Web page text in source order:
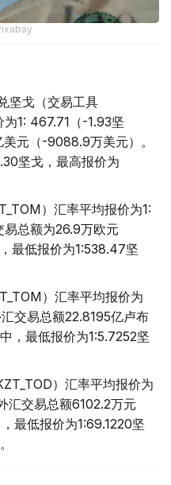
坚戈（交易工具
1: 467.71（-1.93坚
元（-9088.9万美元）。
坚戈，最高报价为
）汇率平均报价为1:
总额为26.9万欧元
最低报价为1:538.47坚
）汇率平均报价为
交易总额22.8195亿卢布
，最低报价为1:5.7252坚
）汇率平均报价为
汇交易总额6102.2万元
最低报价为1:69.1220坚